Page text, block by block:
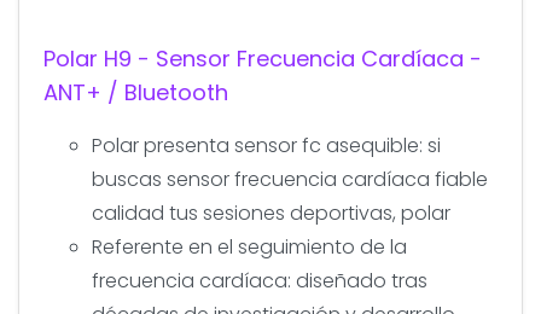
Polar H9 - Sensor Frecuencia Cardíaca -
ANT+ / Bluetooth
Polar presenta sensor fc asequible: si
buscas sensor frecuencia cardíaca fiable
calidad tus sesiones deportivas, polar
Referente en el seguimiento de la
frecuencia cardíaca: diseñado tras